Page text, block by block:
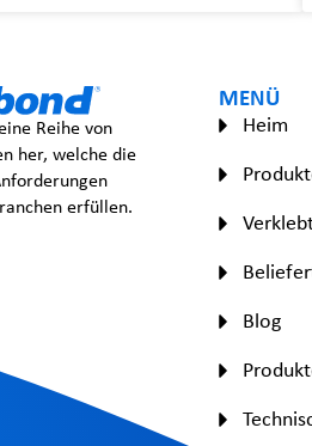
Reihe von
her, welche die
erfüllen.
MENÜ
Heim
Blog